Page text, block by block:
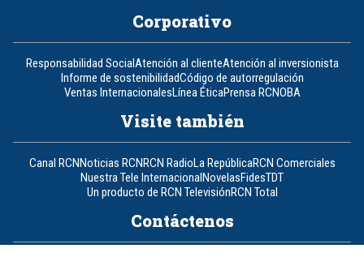
Corporativo
Responsabilidad SocialAtención al clienteAtención al inversionista
Informe de sostenibilidadCódigo de autorregulación
Ventas InternacionalesLínea ÉticaPrensa RCNOBA
Visite también
Canal RCNNoticias RCNRCN RadioLa RepúblicaRCN Comerciales
Nuestra Tele InternacionalNovelasFidesTDT
Un producto de RCN TelevisiónRCN Total
Contáctenos